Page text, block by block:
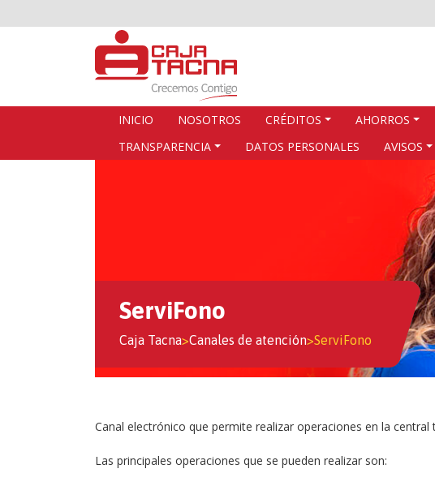
INICIO NOSOTROS CRÉDITOS AHORROS
TRANSPARENCIA
DATOS PERSONALES AVISOS
ServiFono
Caja Tacna>Canales de atención>ServiFono
Canal electrónico que permite realizar operaciones en la
Las principales operaciones que se pueden realizar son: